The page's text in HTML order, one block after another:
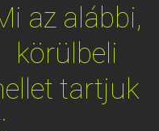
az alábbi,
körülbeli
tartjuk